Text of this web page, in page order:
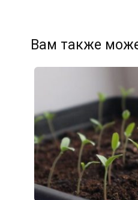
Вам также